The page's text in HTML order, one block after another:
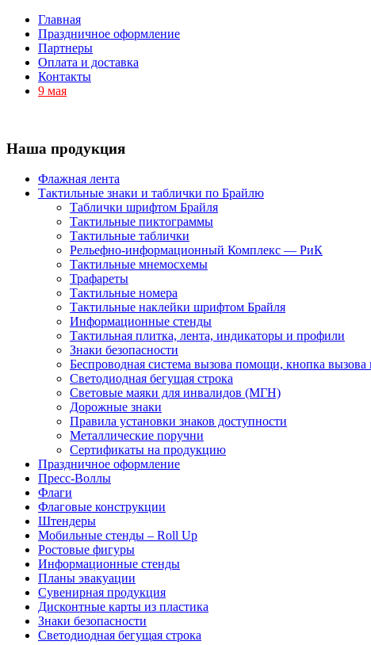
Главная
Праздничное оформление
Партнеры
Оплата и доставка
Контакты
9 мая
Наша продукция
Флажная лента
Тактильные знаки и таблички по Брайлю
Таблички шрифтом Брайля
Тактильные пиктограммы
Тактильные таблички
Рельефно-информационный Комплекс — РиК
Тактильные мнемосхемы
Трафареты
Тактильные номера
Тактильные наклейки шрифтом Брайля
Информационные стенды
Тактильная плитка, лента, индикаторы и профили
Знаки безопасности
Беспроводная система вызова помощи, кнопка
Светодиодная бегущая строка
Световые маяки для инвалидов (МГН)
Дорожные знаки
Правила установки знаков доступности
Металлические поручни
Сертификаты на продукцию
Праздничное оформление
Пресс-Воллы
Флаги
Флаговые конструкции
Штендеры
Мобильные стенды – Roll Up
Ростовые фигуры
Информационные стенды
Планы эвакуации
Сувенирная продукция
Дисконтные карты из пластика
Знаки безопасности
Светодиодная бегущая строка